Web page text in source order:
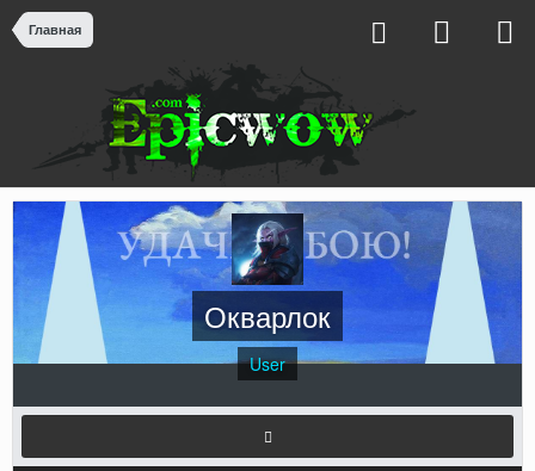
Главная
Окварлок
User